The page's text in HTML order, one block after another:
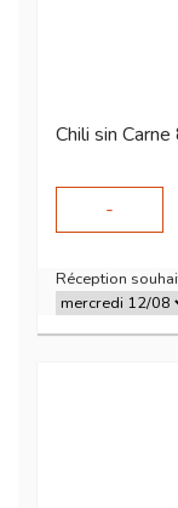
Chili sin
-
Réception